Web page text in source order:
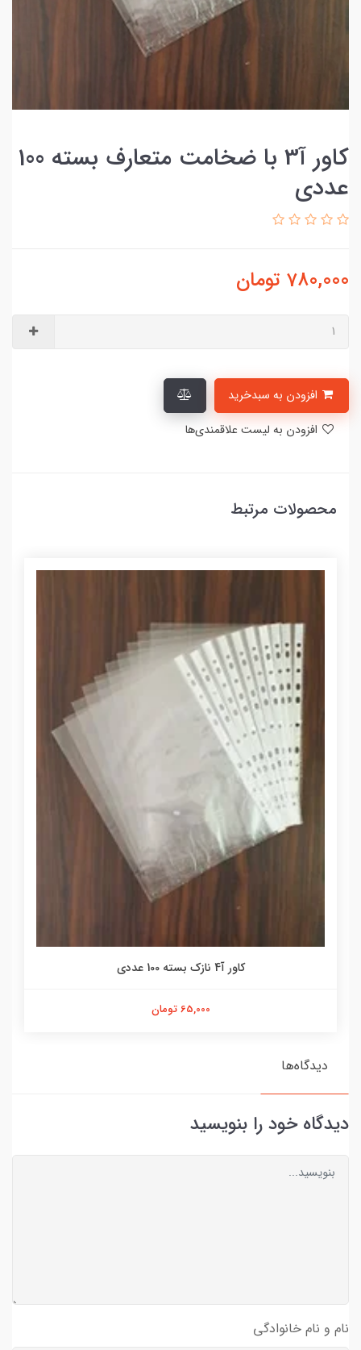
کاور آ3 با ضخامت متعارف بسته 100
عددی
780,000 تومان
محصولات مرتبط
کاور آ4 نازک بسته 100 عددی
65,000 تومان
دیدگاه‌ها
دیدگاه خود را بنویسید
نام و نام خانوادگی